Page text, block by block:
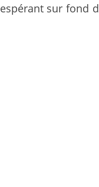
sur fond